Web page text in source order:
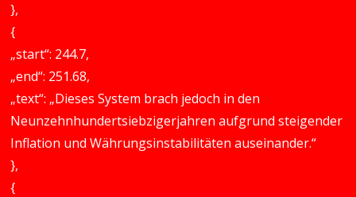
},
{
„start“: 244.7,
„end“: 251.68,
„text“: „Dieses System brach jedoch in den
Neunzehnhundertsiebzigerjahren aufgrund steigender
Inflation und Währungsinstabilitäten auseinander.“
},
{